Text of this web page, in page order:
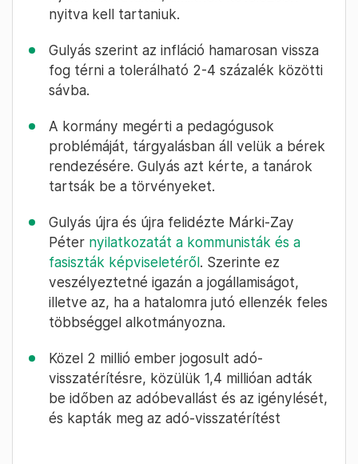
nyitva kell tartaniuk.
Gulyás szerint az infláció hamarosan vissza
fog térni a tolerálható 2-4 százalék közötti
sávba.
A kormány megérti a pedagógusok
problémáját, tárgyalásban áll velük a bérek
rendezésére. Gulyás azt kérte, a tanárok
tartsák be a törvényeket.
Gulyás újra és újra felidézte Márki-Zay
Péter nyilatkozatát a kommunisták és a
fasiszták képviseletéről. Szerinte ez
veszélyeztetné igazán a jogállamiságot,
illetve az, ha a hatalomra jutó ellenzék feles
többséggel alkotmányozna.
Közel 2 millió ember jogosult adó-
visszatérítésre, közülük 1,4 millióan adták
be időben az adóbevallást és az igénylését,
és kapták meg az adó-visszatérítést